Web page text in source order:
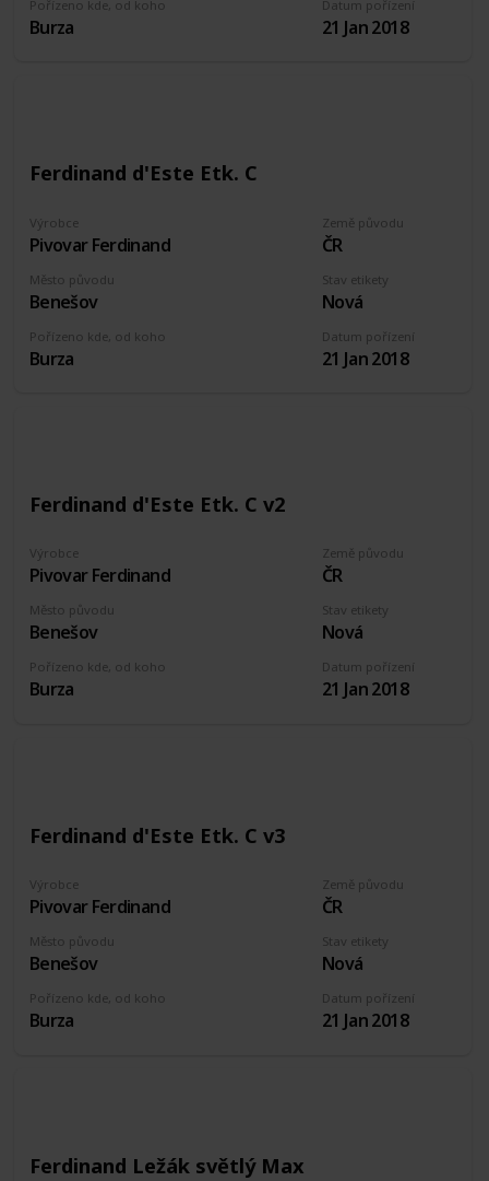
Pořízeno kde, od koho
Burza
Datum pořízení
21 Jan 2018
Ferdinand d'Este Etk. C
Výrobce
Pivovar Ferdinand
Země původu
ČR
Pořízeno kde, od koho
Burza
Stav etikety
Nová
Datum pořízení
21 Jan 2018
Město původu
Benešov
Ferdinand d'Este Etk. C v2
Výrobce
Pivovar Ferdinand
Země původu
ČR
Pořízeno kde, od koho
Burza
Stav etikety
Nová
Datum pořízení
21 Jan 2018
Město původu
Benešov
Ferdinand d'Este Etk. C v3
Výrobce
Pivovar Ferdinand
Země původu
ČR
Pořízeno kde, od koho
Burza
Stav etikety
Nová
Datum pořízení
21 Jan 2018
Město původu
Benešov
Ferdinand Ležák světlý Max